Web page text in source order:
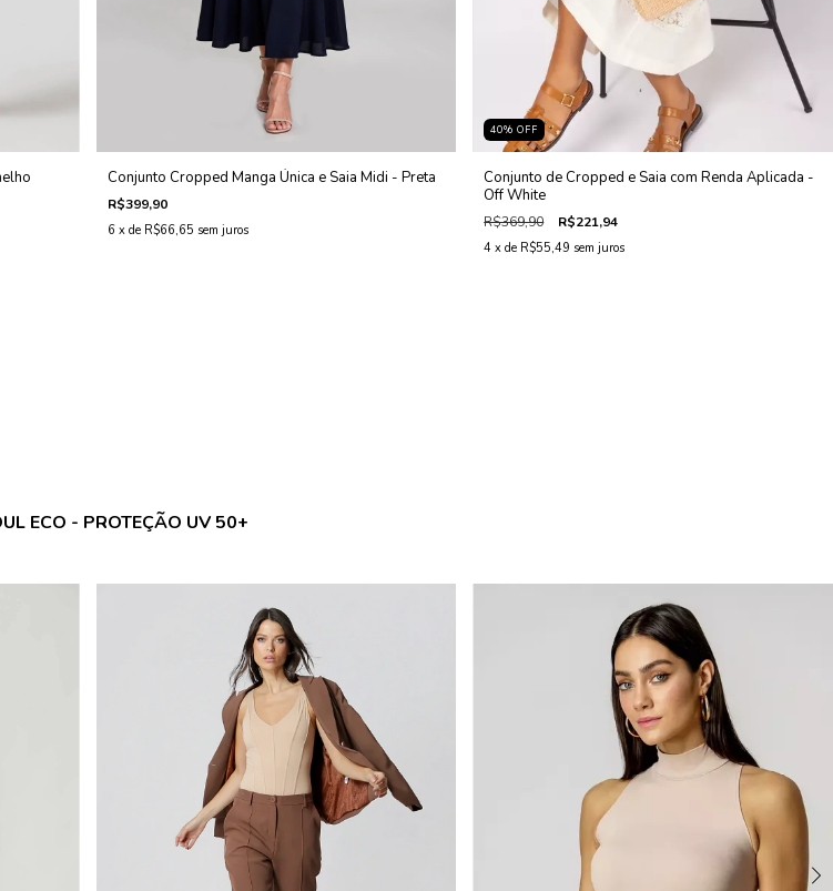
Conjunto Cropped Manga Única e Saia Midi - Preta
R$399,90
6 x de R$66,65 sem juros
40%OFF
Conjunto de Cropped e Saia com Renda Aplicada -
Off White
R$369,90 R$221,94
4 x de R$55,49 sem juros
ECO - PROTEÇÃO UV 50+